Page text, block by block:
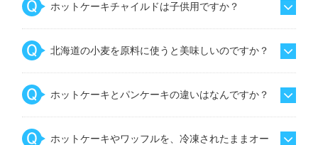
ホットケーキチャイルドは子供用ですか？
北海道の小麦を原料に使うと美味しいのですか？
ホットケーキとパンケーキの違いはなんですか？
ホットケーキやワッフルを、冷凍されたままオー